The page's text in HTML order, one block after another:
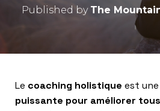
Published by The
Le coaching holistique est une
puissante pour améliorer